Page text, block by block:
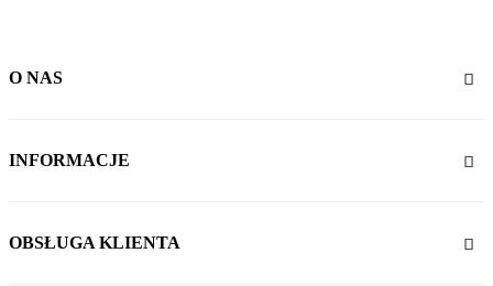
O NAS
INFORMACJE
OBSŁUGA KLIENTA